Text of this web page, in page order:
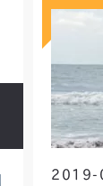
2019-